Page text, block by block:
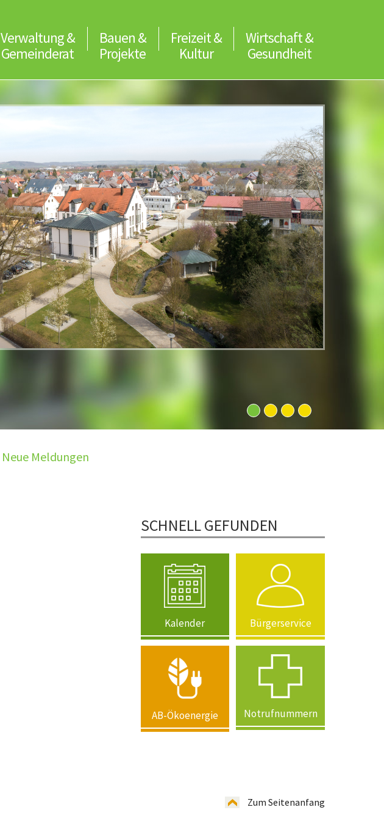
Verwaltung &
Gemeinderat
Bauen &
Projekte
Freizeit &
Kultur
Wirtschaft &
Gesundheit
Neue Meldungen
SCHNELL GEFUNDEN
Kalender Bürgerservice
AB-Ökoenergie Notrufnummern
Zum Seitenanfang